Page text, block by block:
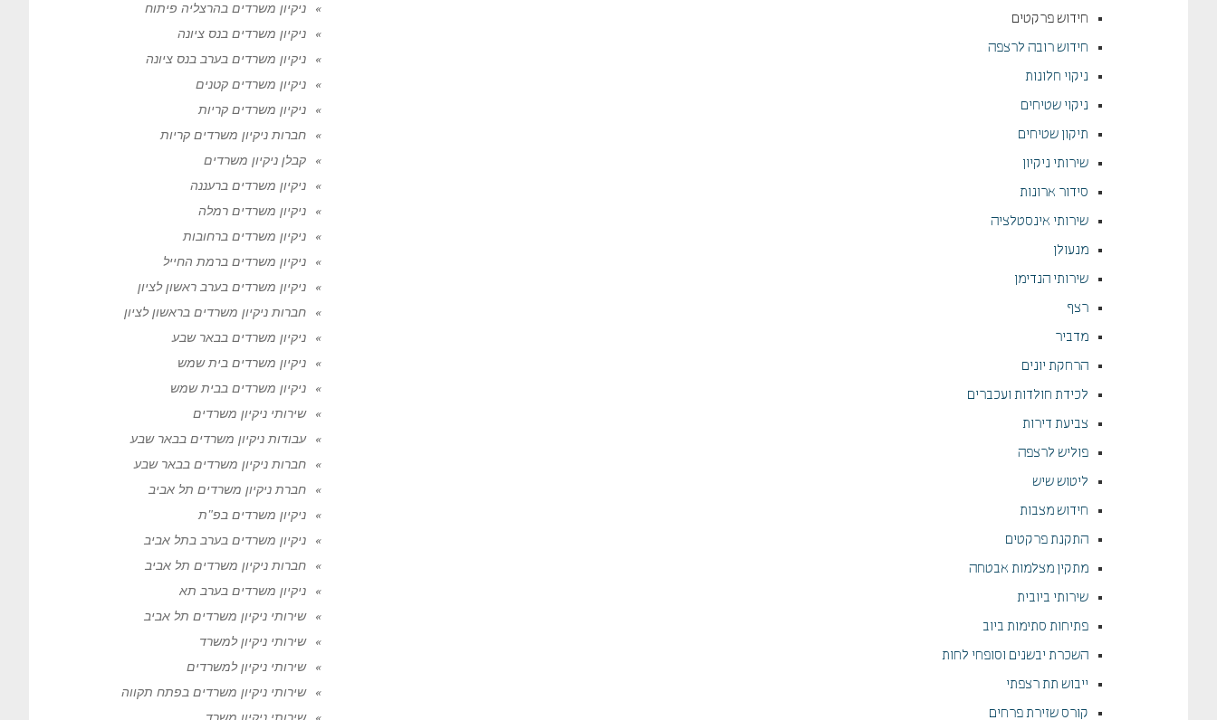
חידוש פרקטים
חידוש רובה לרצפה
ניקוי חלונות
ניקוי שטיחים
תיקון שטיחים
שירותי ניקיון
סידור ארונות
שירותי אינסטלציה
מנעולן
שירותי הנדימן
רצף
מדביר
הרחקת יונים
לכידת חולדות ועכברים
צביעת דירות
פוליש לרצפה
ליטוש שיש
חידוש מצבות
התקנת פרקטים
מתקין מצלמות אבטחה
שירותי ביובית
פתיחות סתימות ביוב
השכרת יבשנים וסופחי לחות
ייבוש תת רצפתי
קורס שזירת פרחים
ניקיון משרדים בהרצליה פיתוח
ניקיון משרדים בנס ציונה
ניקיון משרדים בערב בנס ציונה
ניקיון משרדים קטנים
ניקיון משרדים קריות
חברות ניקיון משרדים קריות
קבלן ניקיון משרדים
ניקיון משרדים ברעננה
ניקיון משרדים רמלה
ניקיון משרדים ברחובות
ניקיון משרדים ברמת החייל
ניקיון משרדים בערב ראשון לציון
חברות ניקיון משרדים בראשון לציון
ניקיון משרדים בבאר שבע
ניקיון משרדים בית שמש
ניקיון משרדים בבית שמש
שירותי ניקיון משרדים
עבודות ניקיון משרדים בבאר שבע
חברות ניקיון משרדים בבאר שבע
חברת ניקיון משרדים תל אביב
ניקיון משרדים בפ"ת
ניקיון משרדים בערב בתל אביב
חברות ניקיון משרדים תל אביב
ניקיון משרדים בערב תא
שירותי ניקיון משרדים תל אביב
שירותי ניקיון למשרד
שירותי ניקיון למשרדים
שירותי ניקיון משרדים בפתח תקווה